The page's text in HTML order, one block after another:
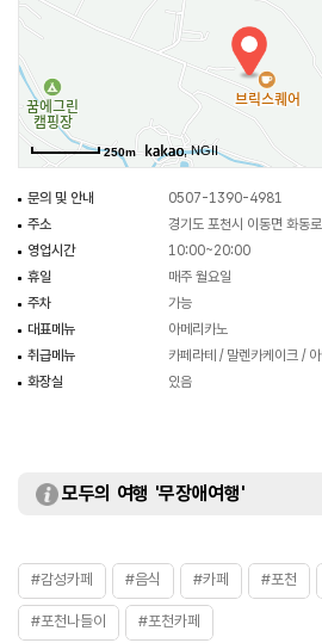
250m , NGII
문의 및 안내
0507-1390-4981
주소
경기도 포천시 이동면 화
영업시간
10:00~20:00
휴일
매주 월요일
주차
가능
대표메뉴
아메리카노
취급메뉴
카페라테 / 말렌카케이크 /
화장실
있음
모두의 여행 '무장애여행'
#감성카페 #음식 #카페 #포천
#포천나들이 #포천카페